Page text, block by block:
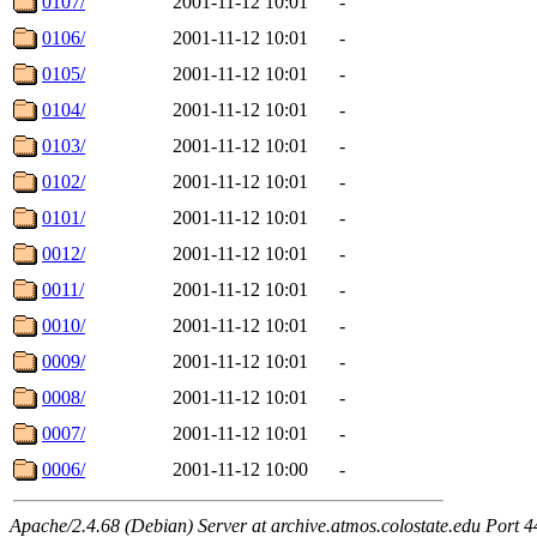
0106/
2001-11-12 10:01
-
0105/
2001-11-12 10:01
-
0104/
2001-11-12 10:01
-
0103/
2001-11-12 10:01
-
0102/
2001-11-12 10:01
-
0101/
2001-11-12 10:01
-
0012/
2001-11-12 10:01
-
0011/
2001-11-12 10:01
-
0010/
2001-11-12 10:01
-
0009/
2001-11-12 10:01
-
0008/
2001-11-12 10:01
-
0007/
2001-11-12 10:01
-
0006/
2001-11-12 10:00 -
Apache/2.4.68 (Debian) Server at archive.atmos.colostate.edu Port